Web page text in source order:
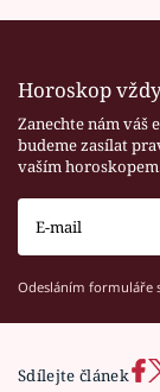
Horoskop
Zanechte nám váš
budeme zasílat
vaším
Odesláním formuláře
Sdílejte článek